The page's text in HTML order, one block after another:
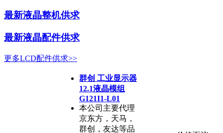
最新液晶整机供求
最新液晶配件供求
更多LCD配件供求>>
群创 工业显示器
12.1液晶模组
G121I1-L01
本公司主要代理
京东方，天马，
群创，友达等品